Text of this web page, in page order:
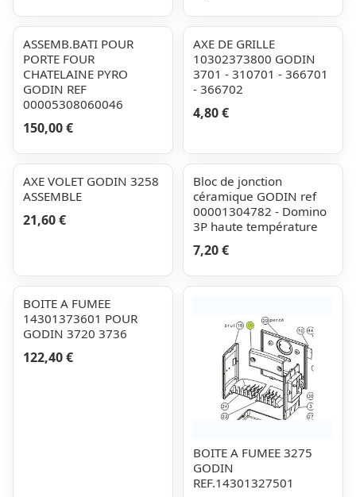
ASSEMB.BATI POUR
PORTE FOUR
CHATELAINE PYRO
GODIN REF
00005308060046
150,00 €
AXE DE GRILLE
10302373800 GODIN
3701 - 310701 - 366701
- 366702
4,80 €
AXE VOLET GODIN 3258
ASSEMBLE
21,60 €
Bloc de jonction
céramique GODIN ref
00001304782 - Domino
3P haute température
7,20 €
BOITE A FUMEE
14301373601 POUR
GODIN 3720 3736
122,40 €
BOITE A FUMEE 3275
GODIN
REF.14301327501